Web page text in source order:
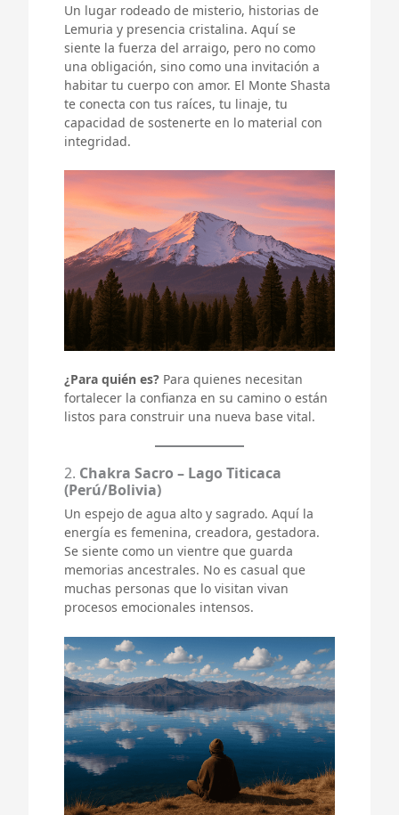
Un lugar rodeado de misterio, historias de
Lemuria y presencia cristalina. Aquí se
siente la fuerza del arraigo, pero no como
una obligación, sino como una invitación a
habitar tu cuerpo con amor. El Monte Shasta
te conecta con tus raíces, tu linaje, tu
capacidad de sostenerte en lo material con
integridad.
¿Para quién es? Para quienes necesitan
fortalecer la confianza en su camino o están
listos para construir una nueva base vital.
2. Chakra Sacro – Lago Titicaca
(Perú/Bolivia)
Un espejo de agua alto y sagrado. Aquí la
energía es femenina, creadora, gestadora.
Se siente como un vientre que guarda
memorias ancestrales. No es casual que
muchas personas que lo visitan vivan
procesos emocionales intensos.